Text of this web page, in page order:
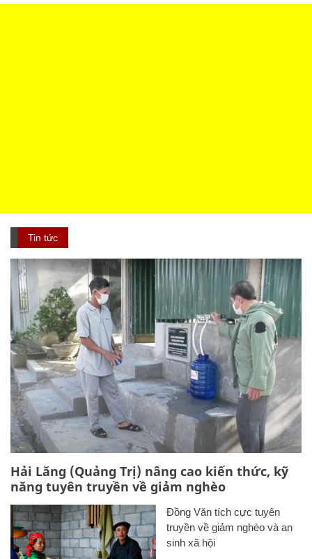
Tin tức
Hải Lăng (Quảng Trị) nâng cao kiến thức, kỹ
năng tuyên truyền về giảm nghèo
Đồng Văn tích cực tuyên
truyền về giảm nghèo và an
sinh xã hội